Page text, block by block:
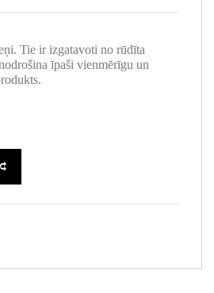
Tie ir izgatavoti no rūdīta
īpaši vienmērīgu un